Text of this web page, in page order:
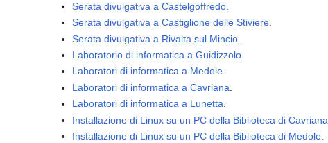
Serata divulgativa a Castelgoffredo
Serata divulgativa a Castiglione delle Stiviere.
Serata divulgativa a Rivalta sul Mincio
Laboratorio di informatica a Guidizzolo
Laboratori di informatica a Medole.
Laboratori di informatica a Cavriana
Laboratori di informatica a Lunetta.
Installazione di Linux su un PC della Biblioteca di Cavriana
Installazione di Linux su un PC della Biblioteca di Medole